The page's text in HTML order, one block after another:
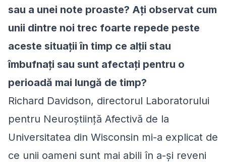
sau a unei note proaste? Ați observat cum
unii dintre noi trec foarte repede peste
aceste situații în timp ce alții stau
îmbufnați sau sunt afectați pentru o
perioadă mai lungă de timp?
Richard Davidson, directorul Laboratorului
pentru Neuroștiință Afectivă de la
Universitatea din Wisconsin mi-a explicat de
ce unii oameni sunt mai abili în a-și reveni